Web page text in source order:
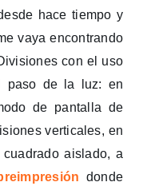
hace tiempo y
vaya encontrando
con el uso
paso de la luz: en
de pantalla de
verticales, en
aislado, a
donde